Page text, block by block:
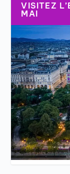
VISITEZ
MAI